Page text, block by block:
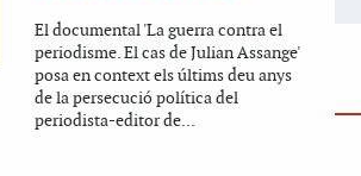
El documental 'La guerra contra el
periodisme. El cas de Julian Assange'
posa en context els últims deu anys
de la persecució política del
periodista-editor de...